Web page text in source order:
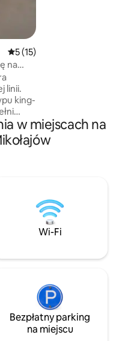
Średnia ocena: 5 na 5,
5 (15)
na
linii.
king-
do
i przesyłania
w miejscach na
Wi-Fi
Bezpłatny parking
na miejscu